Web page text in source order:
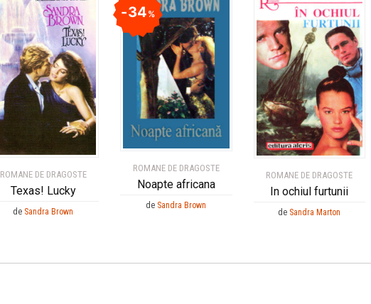
ROMANE DE DRAGOSTE
Texas! Lucky
de Sandra Brown
ROMANE DE DRAGOSTE
Noapte africana
34%
de Sandra Brown
ROMANE DE DRAGOSTE
In ochiul furtunii
de Sandra Marton